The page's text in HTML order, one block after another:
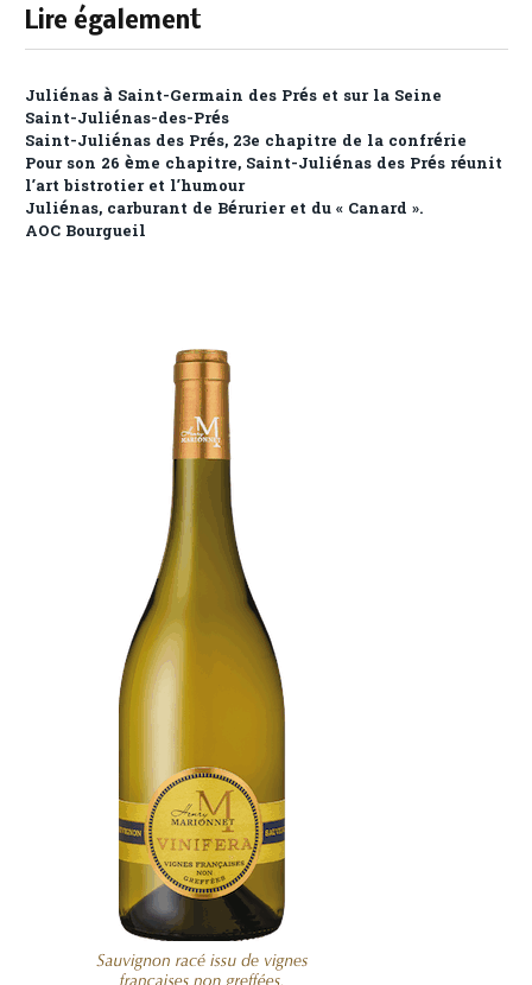
Lire également
Juliénas à Saint-Germain des Prés et sur la Seine
Saint-Juliénas-des-Prés
Saint-Juliénas des Prés, 23e chapitre de la confrérie
Pour son 26 ème chapitre, Saint-Juliénas des Prés réunit
l’art bistrotier et l’humour
Juliénas, carburant de Bérurier et du « Canard ».
AOC Bourgueil